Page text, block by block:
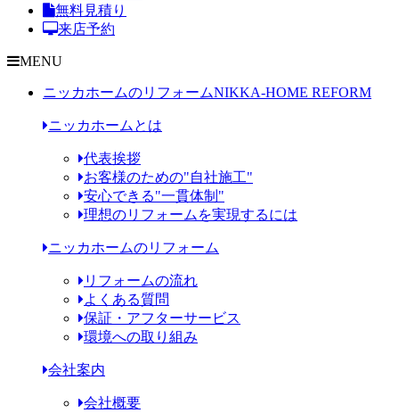
無料見積り
来店予約
MENU
ニッカホームのリフォームNIKKA-HOME REFORM
ニッカホームとは
代表挨拶
お客様のための"自社施工"
安心できる"一貫体制"
理想のリフォームを実現するには
ニッカホームのリフォーム
リフォームの流れ
よくある質問
保証・アフターサービス
環境への取り組み
会社案内
会社概要